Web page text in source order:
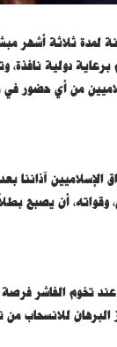
لمدة ثلاثة
دولية نافذة،
من أي حضور
آذاننا
وقواته، أن يصبح
تخوم الفاشر
البرهان للانسحاب